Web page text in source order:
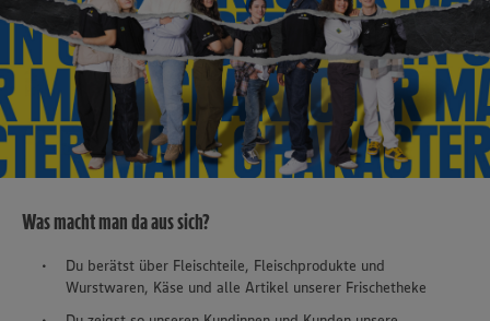
Was macht man da aus sich?
Du berätst über Fleischteile, Fleischprodukte und
Wurstwaren, Käse und alle Artikel unserer Frischetheke